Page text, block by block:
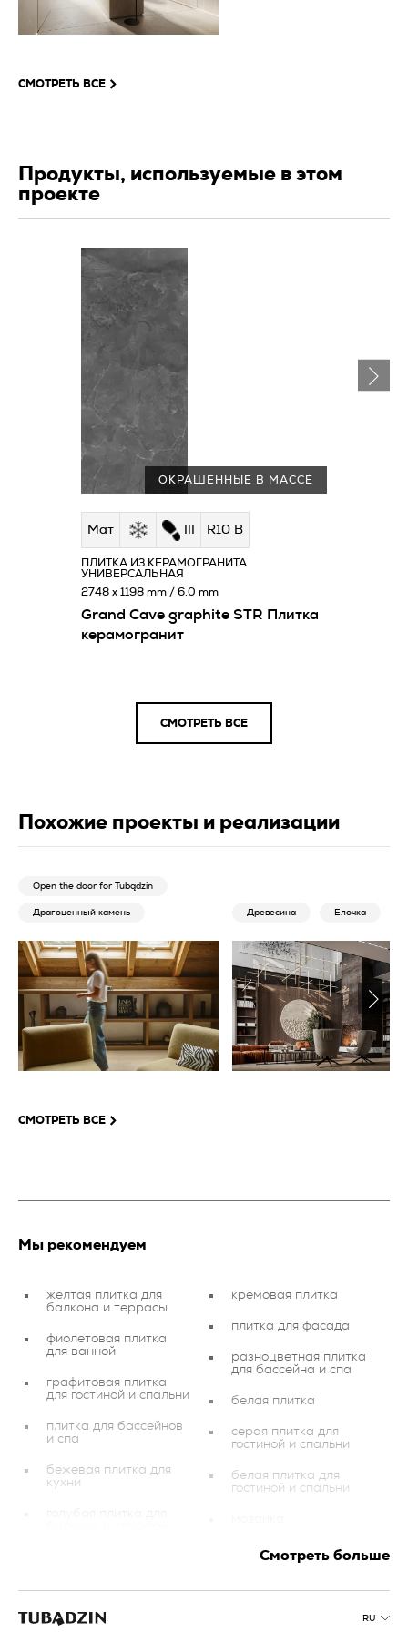
СМОТРЕТЬ ВСЕ
Продукты, используемые в этом
проекте
ОКРАШЕННЫЕ В МАССЕ
Мат R10 B
Grand Cave graphite STR Плитка
керамогранит
ПЛИТКА ИЗ КЕРАМОГРАНИТА
УНИВЕРСАЛЬНАЯ
2748 x 1198 mm / 6.0 mm
СМОТРЕТЬ ВСЕ
Похожие проекты и реализации
Open the door for Tubądzin
Драгоценный камень Древесина Елочка
СМОТРЕТЬ ВСЕ
Мы рекомендуем
желтая плитка для
балкона и террасы
фиолетовая плитка
для ванной
графитовая плитка
для гостиной и спальни
плитка для бассейнов
и спа
бежевая плитка для
кухни
фиолетовая плитка
коричневая плитка для
кремовая плитка
плитка для фасада
разноцветная плитка
для бассейна и спа
белая плитка
серая плитка для
гостиной и спальни
белая плитка для
гостиной и спальни
золотистая плитка для
ванной
коричневая плитка для
Смотреть больше
RU